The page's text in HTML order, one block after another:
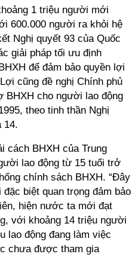
1 triệu người mới
600.000 người ra khỏi hệ
Nghị quyết 93 của Quốc
giải pháp tối ưu định
để đảm bảo quyền lợi
cũng đề nghị Chính phủ
BHXH cho người lao động
theo tinh thần Nghị
14.
cách BHXH của Trung
lao động từ 15 tuổi trở
chính sách BHXH. “Đây
biệt quan trọng đảm bảo
hiện nước ta mới đạt
với khoảng 14 triệu người
lao động đang làm việc
chưa được tham gia